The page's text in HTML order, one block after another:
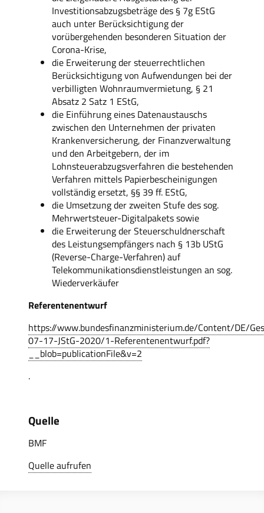
Investitionsabzugsbeträge des § 7g EStG
auch unter Berücksichtigung der
vorübergehenden besonderen Situation der
Corona-Krise,
die Erweiterung der steuerrechtlichen
Berücksichtigung von Aufwendungen bei der
verbilligten Wohnraumvermietung, § 21
Absatz 2 Satz 1 EStG,
die Einführung eines Datenaustauschs
zwischen den Unternehmen der privaten
Krankenversicherung, der Finanzverwaltung
und den Arbeitgebern, der im
Lohnsteuerabzugsverfahren die bestehenden
Verfahren mittels Papierbescheinigungen
vollständig ersetzt, §§ 39 ff. EStG,
die Umsetzung der zweiten Stufe des sog.
Mehrwertsteuer-Digitalpakets sowie
die Erweiterung der Steuerschuldnerschaft
des Leistungsempfängers nach § 13b UStG
(Reverse-Charge-Verfahren) auf
Telekommunikationsdienstleistungen an sog.
Wiederverkäufer
Referentenentwurf
https://www.bundesfinanzministerium.de/Content/DE/
07-17-JStG-2020/1-Referentenentwurf.pdf?
__blob=publicationFile&v=2
.
Quelle
BMF
Quelle aufrufen